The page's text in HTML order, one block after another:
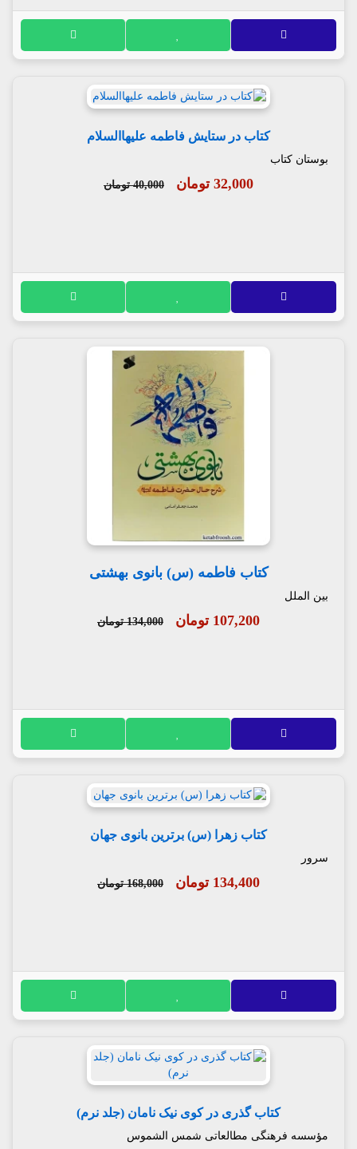
کتاب در ستایش فاطمه علیهاالسلام
بوستان کتاب
32,000 تومان 40,000 تومان
کتاب فاطمه (س) بانوی بهشتی
بین الملل
107,200 تومان 134,000 تومان
کتاب زهرا (س) برترین بانوی جهان
سرور
134,400 تومان 168,000 تومان
کتاب گذری در کوی نیک نامان (جلد نرم)
مؤسسه فرهنگی مطالعاتی شمس الشموس